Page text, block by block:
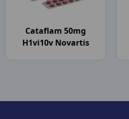
Cataflam 50mg
H1vi10v Novartis